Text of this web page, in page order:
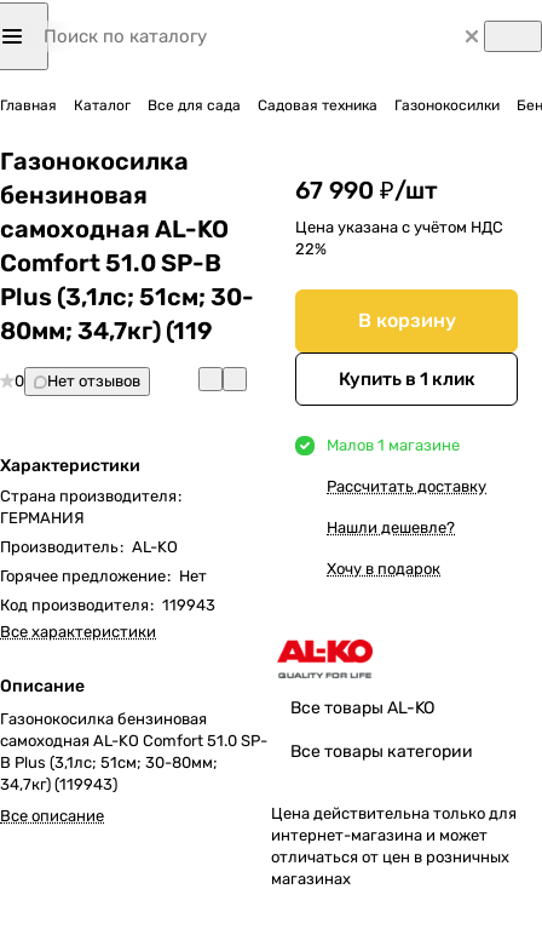
Главная Каталог Все для сада Садовая техника Газонокосилки
Газонокосилка
бензиновая
самоходная AL-KO
Comfort 51.0 SP-B
Plus (3,1лс; 51cм; 30-
80мм; 34,7кг) (119
0 Нет отзывов
Характеристики
Страна производителя:
ГЕРМАНИЯ
Производитель: AL-KO
Горячее предложение: Нет
Код производителя: 119943
Все характеристики
Описание
Газонокосилка бензиновая
самоходная AL-KO Comfort 51.0 SP-
B Plus (3,1лс; 51cм; 30-80мм;
34,7кг) (119943)
Все описание
67 990 ₽/шт
Цена указана с учётом НДС
22%
В корзину
Купить в 1 клик
Малов 1 магазине
Рассчитать доставку
Нашли дешевле?
Хочу в подарок
Все товары AL-KO
Все товары категории
Цена действительна только для
интернет-магазина и может
отличаться от цен в розничных
магазинах